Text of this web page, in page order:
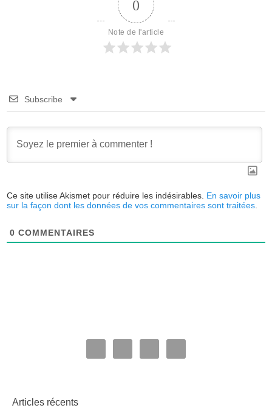
0
Note de l'article
Subscribe
Ce site utilise Akismet pour réduire les indésirables. En savoir plus
sur la façon dont les données de vos commentaires sont traitées
0 COMMENTAIRES
Articles récents